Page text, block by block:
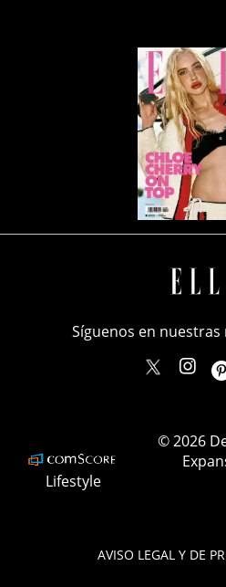
AVISO LEGAL Y DE
Síguenos en nuestras
Lifestyle
© 2026